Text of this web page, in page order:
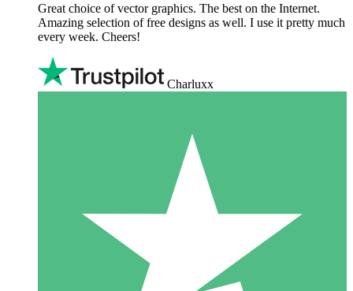
Great choice of vector graphics. The best on the Internet.
Amazing selection of free designs as well. I use it pretty much
every week. Cheers!
Charluxx